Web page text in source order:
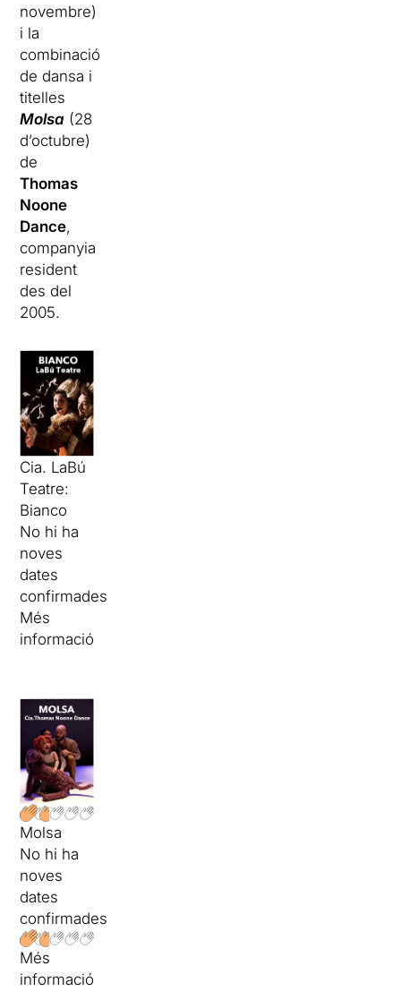
novembre)
i la
combinació
de dansa i
titelles
Molsa (28
d’octubre)
de
Thomas
Noone
Dance,
companyia
resident
des del
2005.
Cia. LaBú
Teatre:
Bianco
No hi ha
noves
dates
confirmades
Més
informació
Molsa
No hi ha
noves
dates
confirmades
Més
informació